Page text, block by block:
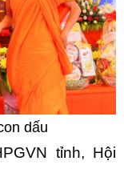
dấu
tỉnh, Hội